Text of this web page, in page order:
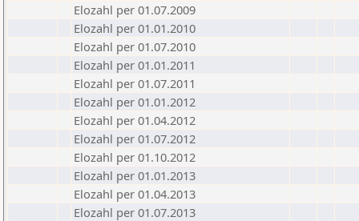
Elozahl per 01.07.2009
Elozahl per 01.01.2010
Elozahl per 01.07.2010
Elozahl per 01.01.2011
Elozahl per 01.07.2011
Elozahl per 01.01.2012
Elozahl per 01.04.2012
Elozahl per 01.07.2012
Elozahl per 01.10.2012
Elozahl per 01.01.2013
Elozahl per 01.04.2013
Elozahl per 01.07.2013